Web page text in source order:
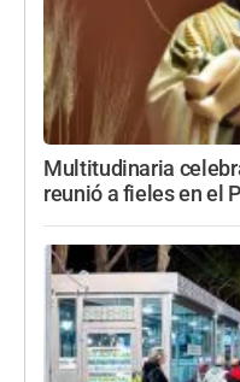
Multitudinaria
reunió a fieles en el